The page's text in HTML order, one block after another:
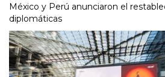
México y Perú anunciaron el
diplomáticas